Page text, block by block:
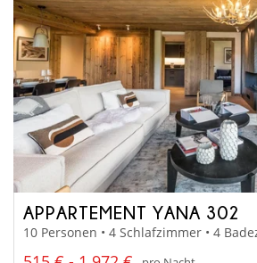
APPARTEMENT YANA 302
10 Personen • 4 Schlafzimmer • 4